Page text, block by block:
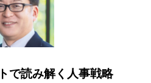
で読み解く人事戦略